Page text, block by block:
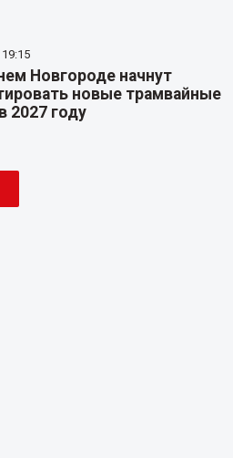
Новгороде начнут
новые трамвайные
2027 году